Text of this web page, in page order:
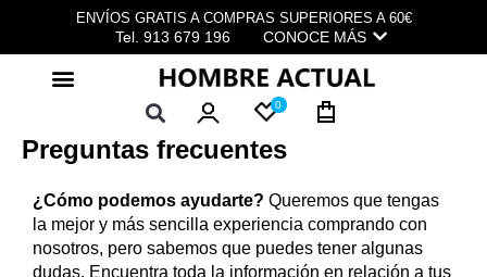
contenido
ENVÍOS GRATIS A COMPRAS SUPERIORES A 60€
Tel. 913 679 196 CONOCE MÁS
0
Preguntas frecuentes
¿Cómo podemos ayudarte? Queremos que tengas
la mejor y más sencilla experiencia comprando con
nosotros, pero sabemos que puedes tener algunas
dudas. Encuentra toda la información en relación a tus